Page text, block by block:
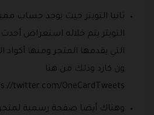
ثانيا التويتر حيث يوجد حساب
التويتر يتم خلاله استعراض
التي يقدمها المتجر ومنها
ون كارد وذلك من هنا
twitter.com/OneCardTweets.
وهناك أيضا صفحة رسمية لمتجر